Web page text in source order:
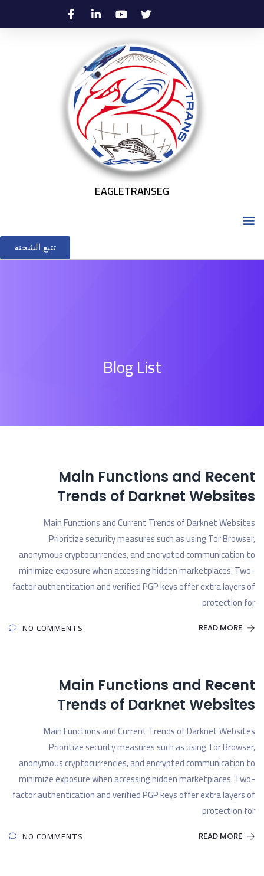
EAGLETRANSEG
تتبع الشحنة
Blog List
Main Functions and Recent
Trends of Darknet Websites
Main Functions and Current Trends of Darknet Websites
Prioritize security measures such as using Tor Browser,
anonymous cryptocurrencies, and encrypted communication to
minimize exposure when accessing hidden marketplaces. Two-
factor authentication and verified PGP keys offer extra layers of
protection for
READ MORE
NO COMMENTS
Main Functions and Recent
Trends of Darknet Websites
Main Functions and Current Trends of Darknet Websites
Prioritize security measures such as using Tor Browser,
anonymous cryptocurrencies, and encrypted communication to
minimize exposure when accessing hidden marketplaces. Two-
factor authentication and verified PGP keys offer extra layers of
protection for
READ MORE
NO COMMENTS